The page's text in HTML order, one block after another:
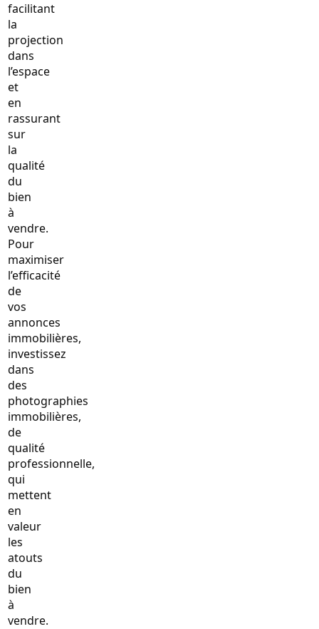
facilitant
la
projection
dans
l’espace
et
en
rassurant
sur
la
qualité
du
bien
à
vendre.
Pour
maximiser
l’efficacité
de
vos
annonces
immobilières,
investissez
dans
des
photographies
immobilières,
de
qualité
professionnelle,
qui
mettent
en
valeur
les
atouts
du
bien
à
vendre.